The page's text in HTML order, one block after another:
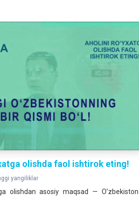
olishda faol ishtirok eting!
yangiliklar
olishdan asosiy maqsad — Oʼzbekiston